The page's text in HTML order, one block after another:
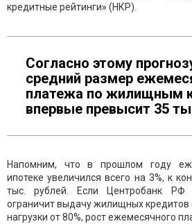
кредитные рейтинги» (НКР).
Согласно этому
средний размер
платежа по жилищным
впервые превысит 35
Напомним, что в прошлом году
ипотеке увеличился всего на 3%, к
тыс. рублей. Если Центробанк РФ
ограничит выдачу жилищных кредитов
нагрузки от 80%, рост ежемесячного